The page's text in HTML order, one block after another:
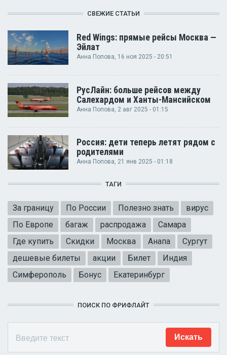
СВЕЖИЕ СТАТЬИ
Red Wings: прямые рейсы Москва —
Эйлат
Анна Попова, 16 ноя 2025 - 20:51
РусЛайн: больше рейсов между
Салехардом и Ханты-Мансийском
Анна Попова , 2 авг 2025 - 01:15
Россия: дети теперь летят рядом с
родителями
Анна Попова, 21 янв 2025 - 01:18
ТАГИ
За границу По России Полезно знать
вирус
По Европе
багаж распродажа
Самара
Где купить
Скидки Москва Анапа
Сургут
дешевые билеты
акции Билет
Индия
Симферополь
Бонус Екатеринбург
ПОИСК ПО ФРИФЛАЙТ